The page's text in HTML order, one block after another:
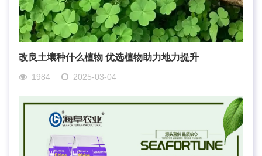
改良土壤种什么植物 优选植物助力地力提升
1984 2025-03-04